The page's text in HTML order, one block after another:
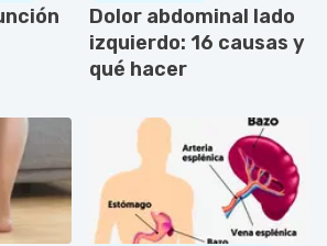
Dolor abdominal lado
izquierdo: 16 causas y
qué hacer